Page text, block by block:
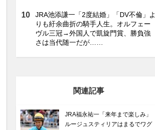
JRA池添謙一「2度結婚」「DV不倫」よ
りも紆余曲折の騎手人生。オルフェー
ヴル三冠→外国人で凱旋門賞、勝負強
さは当代随一だが……
関連記事
JRA福永祐一「来年まで楽しみ」
ルージュスティリアはまるでワグ